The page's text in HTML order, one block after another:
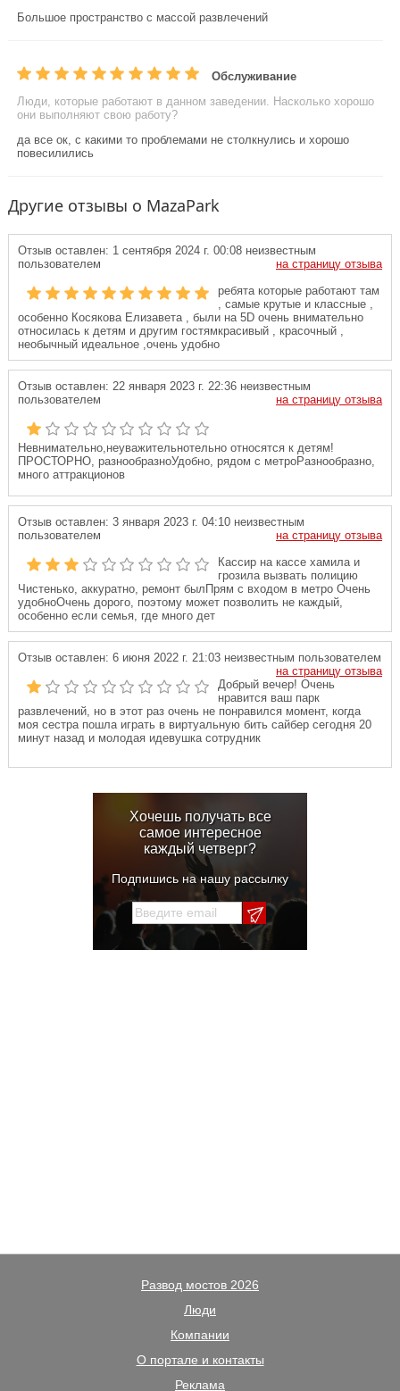
Большое пространство с массой развлечений
Обслуживание
Люди, которые работают в данном заведении. Насколько хорошо
они выполняют свою работу?
да все ок, с какими то проблемами не столкнулись и хорошо
повесилились
Другие отзывы о MazaPark
Отзыв оставлен: 1 сентября 2024 г. 00:08 неизвестным
пользователем
на страницу отзыва
ребята которые работают там
, самые крутые и классные ,
особенно Косякова Елизавета , были на 5D очень внимательно
относилась к детям и другим гостямкрасивый , красочный ,
необычный идеальное ,очень удобно
Отзыв оставлен: 22 января 2023 г. 22:36 неизвестным
пользователем
на страницу отзыва
Невнимательно,неуважительнотельно относятся к детям!
ПРОСТОРНО, разнообразноУдобно, рядом с метроРазнообразно,
много аттракционов
Отзыв оставлен: 3 января 2023 г. 04:10 неизвестным
пользователем
на страницу отзыва
Кассир на кассе хамила и
грозила вызвать полицию
Чистенько, аккуратно, ремонт былПрям с входом в метро Очень
удобноОчень дорого, поэтому может позволить не каждый,
особенно если семья, где много дет
Отзыв оставлен: 6 июня 2022 г. 21:03 неизвестным пользователем
на страницу отзыва
Добрый вечер! Очень
нравится ваш парк
развлечений, но в этот раз очень не понравился момент, когда
моя сестра пошла играть в виртуальную бить сайбер сегодня 20
минут назад и молодая идевушка сотрудник
Хочешь получать все
самое интересное
каждый четверг?
Подпишись на нашу рассылку
Развод мостов 2026
Люди
Компании
О портале и контакты
Реклама